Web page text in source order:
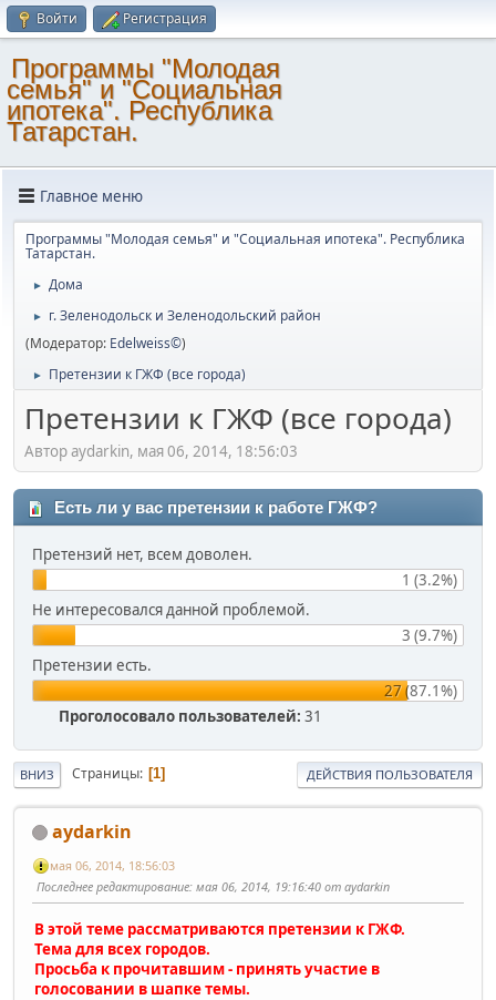
Войти Регистрация
Программы "Молодая
семья" и "Социальная
ипотека". Республика
Татарстан.
Главное меню
Программы "Молодая семья" и "Социальная ипотека". Республика
Татарстан.
► Дома
►
г. Зеленодольск и Зеленодольский район
(Модератор: Edelweiss©)
► Претензии к ГЖФ (все города)
Претензии к ГЖФ (все города)
Автор aydarkin, мая 06, 2014, 18:56:03
Есть ли у вас претензии к работе ГЖФ?
Претензий нет, всем доволен.
1 (3.2%)
Не интересовался данной проблемой.
3 (9.7%)
Претензии есть.
27 (87.1%)
Проголосовало пользователей: 31
ВНИЗ Страницы 1 ДЕЙСТВИЯ ПОЛЬЗОВАТЕЛЯ
aydarkin
мая 06, 2014, 18:56:03
Последнее редактирование: мая 06, 2014, 19:16:40 от aydarkin
В этой теме рассматриваются претензии к ГЖФ.
Тема для всех городов.
Просьба к прочитавшим - принять участие в
голосовании в шапке темы.